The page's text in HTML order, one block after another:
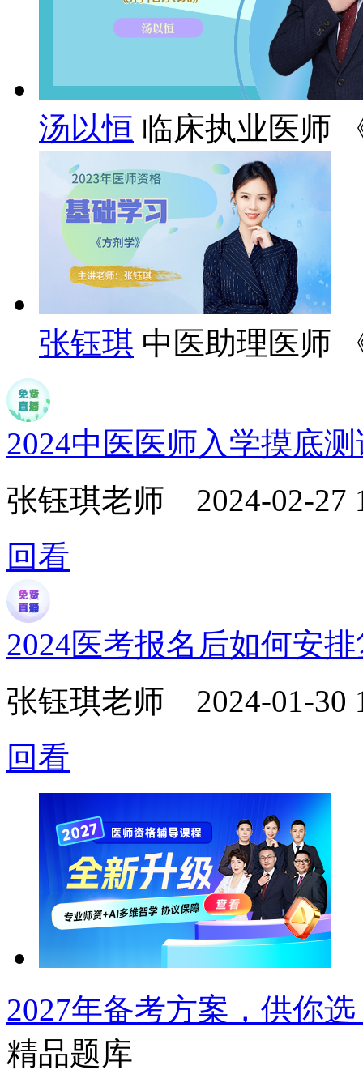
汤以恒 临床执业医师
张钰琪 中医助理医师
2024中医医师入学摸底
张钰琪老师 2024-02-27
回看
2024医考报名后如何安
张钰琪老师 2024-01-30
回看
2027年备考方案，供你
精品题库